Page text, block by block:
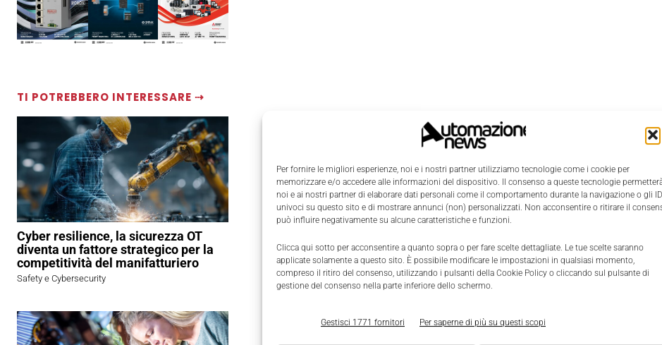
Per fornire le migliori esperienze, noi e i nostri partner utilizziamo tecnologie come i cookie per
memorizzare e/o accedere alle informazioni del dispositivo. Il consenso a queste tecnologie
noi e ai nostri partner di elaborare dati personali come il comportamento durante la navigazione o gli ID
univoci su questo sito e di mostrare annunci (non) personalizzati. Non acconsentire o ritirare il
può influire negativamente su alcune caratteristiche e funzioni.
Clicca qui sotto per acconsentire a quanto sopra o per fare scelte dettagliate. Le tue scelte saranno
applicate solamente a questo sito. È possibile modificare le impostazioni in qualsiasi momento,
compreso il ritiro del consenso, utilizzando i pulsanti della Cookie Policy o cliccando sul pulsante di
gestione del consenso nella parte inferiore dello schermo.
Gestisci 1771 fornitori Per saperne di più su questi scopi
TI POTREBBERO INTERESSARE ⇢
Cyber resilience, la sicurezza OT
diventa un fattore strategico per la
competitività del manifatturiero
Safety e Cybersecurity